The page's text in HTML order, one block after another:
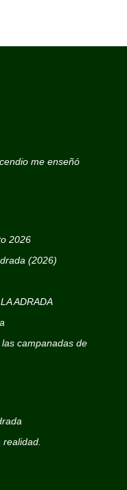
me enseñó
2026
(2026)
ADRADA
campanadas de
realidad.